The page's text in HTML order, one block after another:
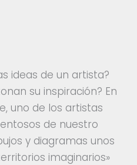
ideas de un artista?
su inspiración? En
uno de los artistas
de nuestro
y diagramas unos
imaginarios»